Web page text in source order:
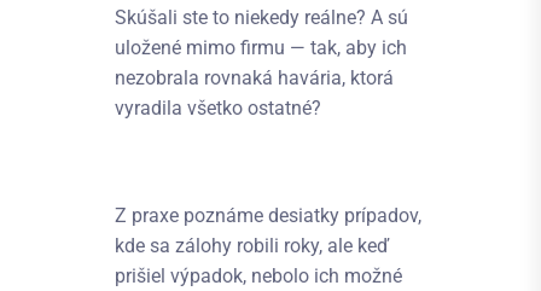
Skúšali ste to niekedy reálne? A sú
uložené mimo firmu — tak, aby ich
nezobrala rovnaká havária, ktorá
vyradila všetko ostatné?
Z praxe poznáme desiatky prípadov,
kde sa zálohy robili roky, ale keď
prišiel výpadok, nebolo ich možné